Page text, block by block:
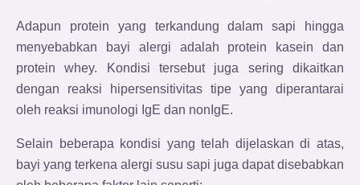
Adapun protein yang terkandung dalam sapi hingga
menyebabkan bayi alergi adalah protein kasein dan
protein whey. Kondisi tersebut juga sering dikaitkan
dengan reaksi hipersensitivitas tipe yang diperantarai
oleh reaksi imunologi IgE dan nonIgE.
Selain beberapa kondisi yang telah dijelaskan di atas,
bayi yang terkena alergi susu sapi juga dapat disebabkan